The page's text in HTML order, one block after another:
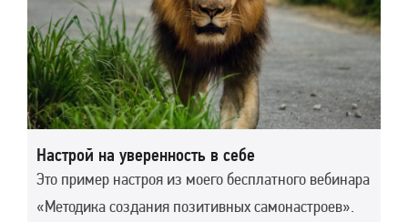
Настрой на уверенность в себе
Это пример настроя из моего бесплатного вебинара
«Методика создания позитивных самонастроев».